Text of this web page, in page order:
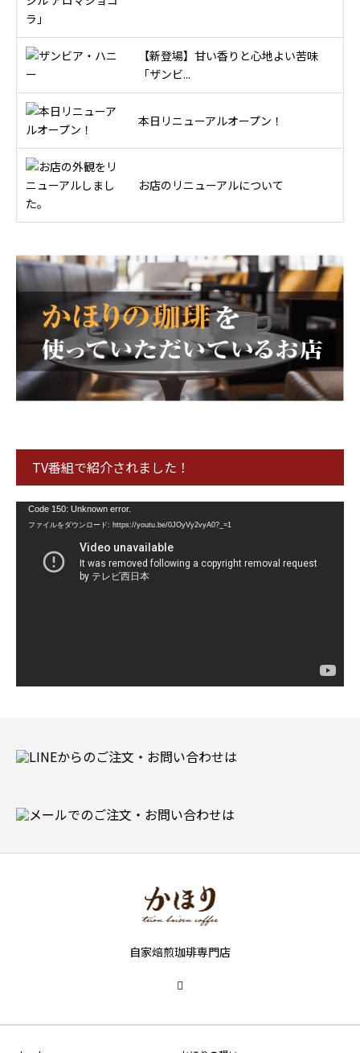
【新登場】甘い香りと心地よい苦味
「ザンビ...
本日リニューアルオープン！
お店のリニューアルについて
TV番組で紹介されました！
Code 150: Unknown error.
ファイルをダウンロード: https://youtu.be/0JOyVy2vyA0?_=1
自家焙煎珈琲専門店